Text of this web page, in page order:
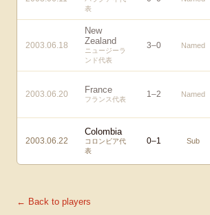
表
2003.06.18
New
Zealand
ニュージーラ
ンド代表
3–0 Named
2003.06.20 France
フランス代表
1–2 Named
2003.06.22
Colombia
コロンビア代
表
0–1 Sub
← Back to players